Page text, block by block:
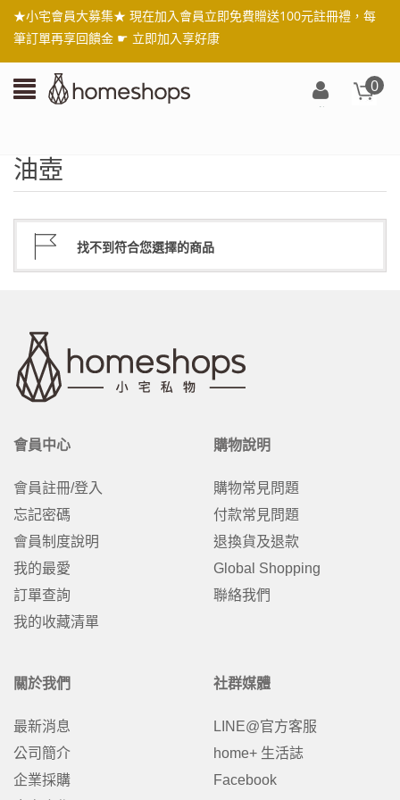
★小宅會員大募集★ 現在加入會員立即免費贈送100元註冊禮，每
筆訂單再享回饋金 ☛ 立即加入享好康
0
油壺
找不到符合您選擇的商品
會員中心
會員註冊/登入
忘記密碼
會員制度說明
我的最愛
訂單查詢
我的收藏清單
購物說明
購物常見問題
付款常見問題
退換貨及退款
Global Shopping
聯絡我們
關於我們
最新消息
公司簡介
企業採購
社群媒體
LINE@官方客服
home+ 生活誌
Facebook